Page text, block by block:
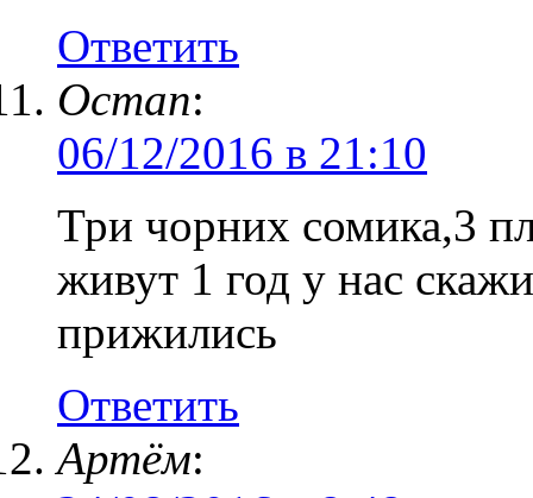
Ответить
Остап:
06/12/2016 в 21:10
Три чорних сомика,3
живут 1 год у нас
прижились
Ответить
Артём: